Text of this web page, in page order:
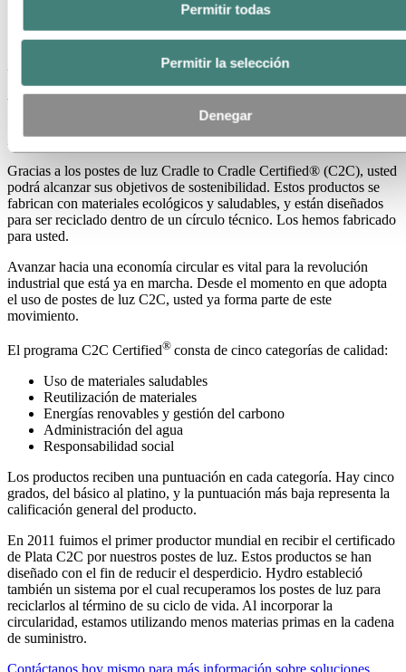
Permitir todas
Permitir la selección
Denegar
Energy
Un sistema circular: postes de luz Cradle
to Cradle Certified
24 de abril de 2019
Gracias a los postes de luz Cradle to Cradle Certified® (C2C), usted
podrá alcanzar sus objetivos de sostenibilidad. Estos productos se
fabrican con materiales ecológicos y saludables, y están diseñados
para ser reciclado dentro de un círculo técnico. Los hemos fabricado
para usted.
Avanzar hacia una economía circular es vital para la revolución
industrial que está ya en marcha. Desde el momento en que adopta
el uso de postes de luz C2C, usted ya forma parte de este
movimiento.
El programa C2C Certified® consta de cinco categorías de calidad:
Uso de materiales saludables
Reutilización de materiales
Energías renovables y gestión del carbono
Administración del agua
Responsabilidad social
Los productos reciben una puntuación en cada categoría. Hay cinco
grados, del básico al platino, y la puntuación más baja representa la
calificación general del producto.
En 2011 fuimos el primer productor mundial en recibir el certificado
de Plata C2C por nuestros postes de luz. Estos productos se han
diseñado con el fin de reducir el desperdicio. Hydro estableció
también un sistema por el cual recuperamos los postes de luz para
reciclarlos al término de su ciclo de vida. Al incorporar la
circularidad, estamos utilizando menos materias primas en la cadena
de suministro.